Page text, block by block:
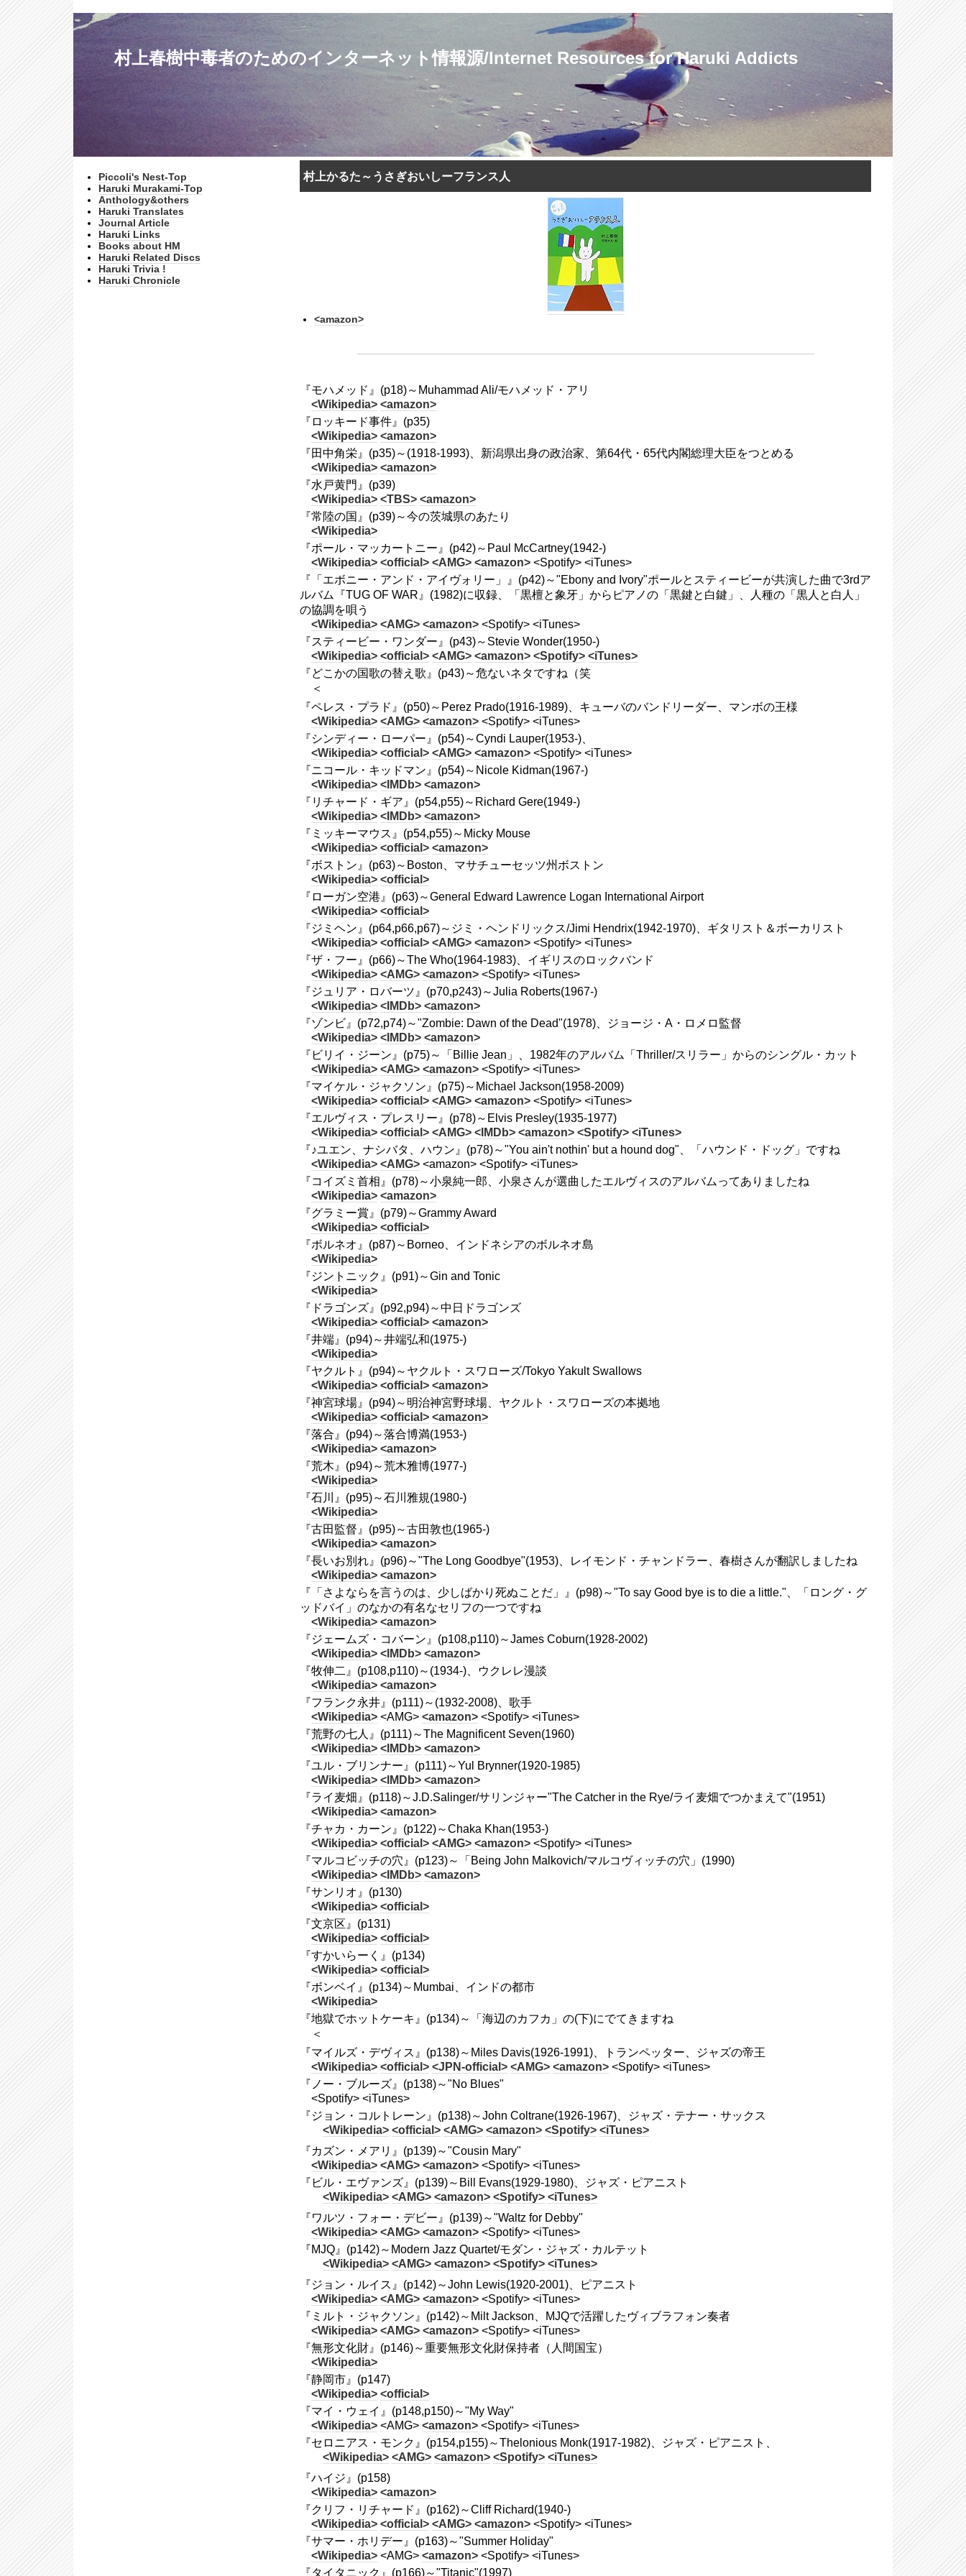
村上春樹中毒者のためのインターネット情報源/Internet Resources for Haruki Addicts
Piccoli's Nest-Top
Haruki Murakami-Top
Anthology&others
Haruki Translates
Journal Article
Haruki Links
Books about HM
Haruki Related Discs
Haruki Trivia !
Haruki Chronicle
村上かるた～うさぎおいしーフランス人
<amazon>
『モハメッド』(p18)～Muhammad Ali/モハメッド・アリ
<Wikipedia> <amazon>
『ロッキード事件』(p35)
<Wikipedia> <amazon>
『田中角栄』(p35)～(1918-1993)、新潟県出身の政治家、第64代・65代内閣総理大臣をつとめる
<Wikipedia> <amazon>
『水戸黄門』(p39)
<Wikipedia> <TBS> <amazon>
『常陸の国』(p39)～今の茨城県のあたり
<Wikipedia>
『ポール・マッカートニー』(p42)～Paul McCartney(1942-)
<Wikipedia> <official> <AMG> <amazon> <Spotify> <iTunes>
『「エボニー・アンド・アイヴォリー」』(p42)～"Ebony and Ivory"ポールとスティービーが共演した曲で3rdア
ルバム『TUG OF WAR』(1982)に収録、「黒檀と象牙」からピアノの「黒鍵と白鍵」、人種の「黒人と白人」
の協調を唄う
<Wikipedia> <AMG> <amazon> <Spotify> <iTunes>
『スティービー・ワンダー』(p43)～Stevie Wonder(1950-)
<Wikipedia> <official> <AMG> <amazon> <Spotify> <iTunes>
『どこかの国歌の替え歌』(p43)～危ないネタですね（笑
＜
『ペレス・プラド』(p50)～Perez Prado(1916-1989)、キューバのバンドリーダー、マンボの王様
<Wikipedia> <AMG> <amazon> <Spotify> <iTunes>
『シンディー・ローパー』(p54)～Cyndi Lauper(1953-)、
<Wikipedia> <official> <AMG> <amazon> <Spotify> <iTunes>
『ニコール・キッドマン』(p54)～Nicole Kidman(1967-)
<Wikipedia> <IMDb> <amazon>
『リチャード・ギア』(p54,p55)～Richard Gere(1949-)
<Wikipedia> <IMDb> <amazon>
『ミッキーマウス』(p54,p55)～Micky Mouse
<Wikipedia> <official> <amazon>
『ボストン』(p63)～Boston、マサチューセッツ州ボストン
<Wikipedia> <official>
『ローガン空港』(p63)～General Edward Lawrence Logan International Airport
<Wikipedia> <official>
『ジミヘン』(p64,p66,p67)～ジミ・ヘンドリックス/Jimi Hendrix(1942-1970)、ギタリスト＆ボーカリスト
<Wikipedia> <official> <AMG> <amazon> <Spotify> <iTunes>
『ザ・フー』(p66)～The Who(1964-1983)、イギリスのロックバンド
<Wikipedia> <AMG> <amazon> <Spotify> <iTunes>
『ジュリア・ロバーツ』(p70,p243)～Julia Roberts(1967-)
<Wikipedia> <IMDb> <amazon>
『ゾンビ』(p72,p74)～"Zombie: Dawn of the Dead"(1978)、ジョージ・A・ロメロ監督
<Wikipedia> <IMDb> <amazon>
『ビリイ・ジーン』(p75)～「Billie Jean」、1982年のアルバム「Thriller/スリラー」からのシングル・カット
<Wikipedia> <AMG> <amazon> <Spotify> <iTunes>
『マイケル・ジャクソン』(p75)～Michael Jackson(1958-2009)
<Wikipedia> <official> <AMG> <amazon> <Spotify> <iTunes>
『エルヴィス・プレスリー』(p78)～Elvis Presley(1935-1977)
<Wikipedia> <official> <AMG> <IMDb> <amazon> <Spotify> <iTunes>
『♪ユエン、ナシバタ、ハウン』(p78)～"You ain't nothin' but a hound dog"、「ハウンド・ドッグ」ですね
<Wikipedia> <AMG> <amazon> <Spotify> <iTunes>
『コイズミ首相』(p78)～小泉純一郎、小泉さんが選曲したエルヴィスのアルバムってありましたね
<Wikipedia> <amazon>
『グラミー賞』(p79)～Grammy Award
<Wikipedia> <official>
『ボルネオ』(p87)～Borneo、インドネシアのボルネオ島
<Wikipedia>
『ジントニック』(p91)～Gin and Tonic
<Wikipedia>
『ドラゴンズ』(p92,p94)～中日ドラゴンズ
<Wikipedia> <official> <amazon>
『井端』(p94)～井端弘和(1975-)
<Wikipedia>
『ヤクルト』(p94)～ヤクルト・スワローズ/Tokyo Yakult Swallows
<Wikipedia> <official> <amazon>
『神宮球場』(p94)～明治神宮野球場、ヤクルト・スワローズの本拠地
<Wikipedia> <official> <amazon>
『落合』(p94)～落合博満(1953-)
<Wikipedia> <amazon>
『荒木』(p94)～荒木雅博(1977-)
<Wikipedia>
『石川』(p95)～石川雅規(1980-)
<Wikipedia>
『古田監督』(p95)～古田敦也(1965-)
<Wikipedia> <amazon>
『長いお別れ』(p96)～"The Long Goodbye"(1953)、レイモンド・チャンドラー、春樹さんが翻訳しましたね
<Wikipedia> <amazon>
『「さよならを言うのは、少しばかり死ぬことだ」』(p98)～"To say Good bye is to die a little."、「ロング・グ
ッドバイ」のなかの有名なセリフの一つですね
<Wikipedia> <amazon>
『ジェームズ・コバーン』(p108,p110)～James Coburn(1928-2002)
<Wikipedia> <IMDb> <amazon>
『牧伸二』(p108,p110)～(1934-)、ウクレレ漫談
<Wikipedia> <amazon>
『フランク永井』(p111)～(1932-2008)、歌手
<Wikipedia> <AMG> <amazon> <Spotify> <iTunes>
『荒野の七人』(p111)～The Magnificent Seven(1960)
<Wikipedia> <IMDb> <amazon>
『ユル・ブリンナー』(p111)～Yul Brynner(1920-1985)
<Wikipedia> <IMDb> <amazon>
『ライ麦畑』(p118)～J.D.Salinger/サリンジャー"The Catcher in the Rye/ライ麦畑でつかまえて"(1951)
<Wikipedia> <amazon>
『チャカ・カーン』(p122)～Chaka Khan(1953-)
<Wikipedia> <official> <AMG> <amazon> <Spotify> <iTunes>
『マルコビッチの穴』(p123)～「Being John Malkovich/マルコヴィッチの穴」(1990)
<Wikipedia> <IMDb> <amazon>
『サンリオ』(p130)
<Wikipedia> <official>
『文京区』(p131)
<Wikipedia> <official>
『すかいらーく』(p134)
<Wikipedia> <official>
『ボンベイ』(p134)～Mumbai、インドの都市
<Wikipedia>
『地獄でホットケーキ』(p134)～「海辺のカフカ」の(下)にでてきますね
＜
『マイルズ・デヴィス』(p138)～Miles Davis(1926-1991)、トランペッター、ジャズの帝王
<Wikipedia> <official> <JPN-official> <AMG> <amazon> <Spotify> <iTunes>
『ノー・ブルーズ』(p138)～"No Blues"
<Spotify> <iTunes>
『ジョン・コルトレーン』(p138)～John Coltrane(1926-1967)、ジャズ・テナー・サックス
<Wikipedia> <official> <AMG> <amazon> <Spotify> <iTunes>
『カズン・メアリ』(p139)～"Cousin Mary"
<Wikipedia> <AMG> <amazon> <Spotify> <iTunes>
『ビル・エヴァンズ』(p139)～Bill Evans(1929-1980)、ジャズ・ピアニスト
<Wikipedia> <AMG> <amazon> <Spotify> <iTunes>
『ワルツ・フォー・デビー』(p139)～"Waltz for Debby"
<Wikipedia> <AMG> <amazon> <Spotify> <iTunes>
『MJQ』(p142)～Modern Jazz Quartet/モダン・ジャズ・カルテット
<Wikipedia> <AMG> <amazon> <Spotify> <iTunes>
『ジョン・ルイス』(p142)～John Lewis(1920-2001)、ピアニスト
<Wikipedia> <AMG> <amazon> <Spotify> <iTunes>
『ミルト・ジャクソン』(p142)～Milt Jackson、MJQで活躍したヴィブラフォン奏者
<Wikipedia> <AMG> <amazon> <Spotify> <iTunes>
『無形文化財』(p146)～重要無形文化財保持者（人間国宝）
<Wikipedia>
『静岡市』(p147)
<Wikipedia> <official>
『マイ・ウェイ』(p148,p150)～"My Way"
<Wikipedia> <AMG> <amazon> <Spotify> <iTunes>
『セロニアス・モンク』(p154,p155)～Thelonious Monk(1917-1982)、ジャズ・ピアニスト、
<Wikipedia> <AMG> <amazon> <Spotify> <iTunes>
『ハイジ』(p158)
<Wikipedia> <amazon>
『クリフ・リチャード』(p162)～Cliff Richard(1940-)
<Wikipedia> <official> <AMG> <amazon> <Spotify> <iTunes>
『サマー・ホリデー』(p163)～"Summer Holiday"
<Wikipedia> <AMG> <amazon> <Spotify> <iTunes>
『タイタニック』(p166)～"Titanic"(1997)